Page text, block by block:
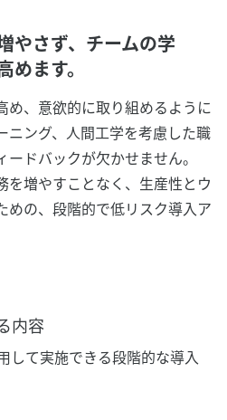
やさず、チームの学
ます。
め、意欲的に取り組めるように
ニング、人間工学を考慮した職
ドバックが欠かせません。
を増やすことなく、生産性とウ
めの、段階的で低リスク導入ア
内容
して実施できる段階的な導入